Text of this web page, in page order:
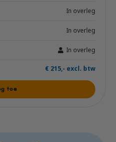
In overleg
In overleg
In overleg
€ 215,- excl. btw
toe